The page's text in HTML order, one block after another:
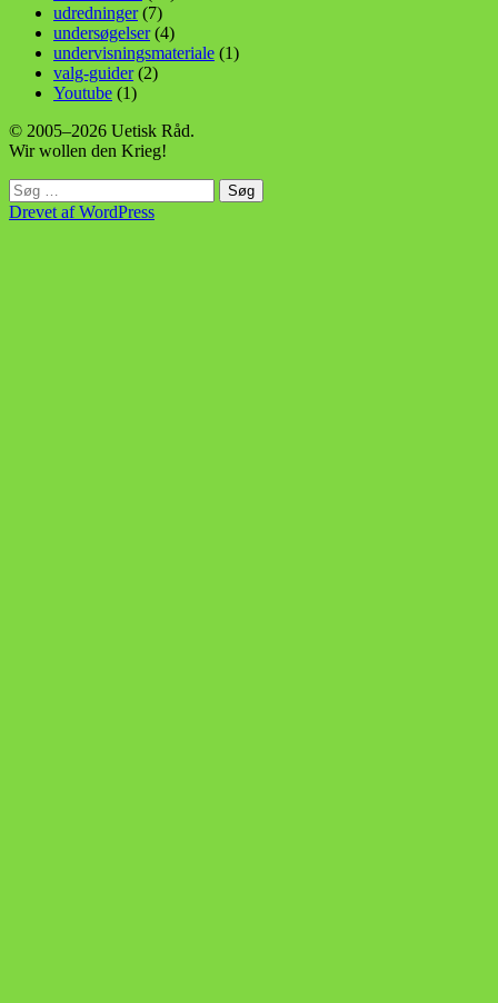
udredninger(7)
undersøgelser(4)
undervisningsmateriale (1)
valg-guider(2)
Youtube (1)
© 2005–2026 Uetisk Råd.
Wir wollen den Krieg!
Søg
efter:
Drevet af WordPress